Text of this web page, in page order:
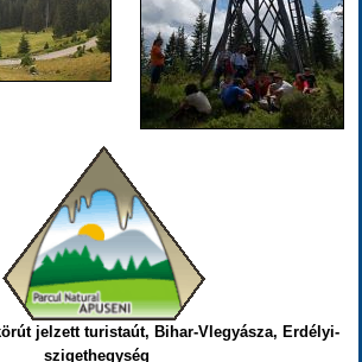
jelzett turistaút, Bihar-Vlegyásza, Erdélyi-
szigethegység